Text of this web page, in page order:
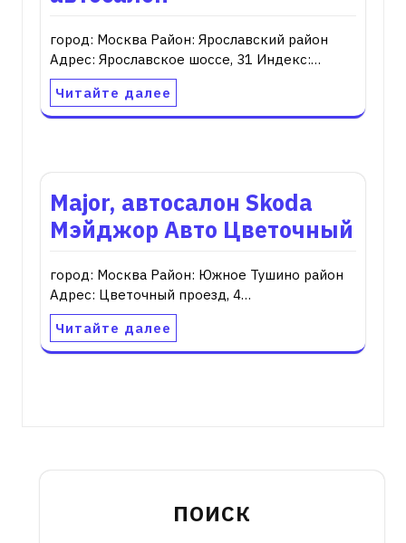
город: Москва Район: Ярославский район
Адрес: Ярославское шоссе, 31 Индекс:…
Читайте далее
Major, автосалон Skoda
Мэйджор Авто Цветочный
город: Москва Район: Южное Тушино район
Адрес: Цветочный проезд, 4…
Читайте далее
ПОИСК